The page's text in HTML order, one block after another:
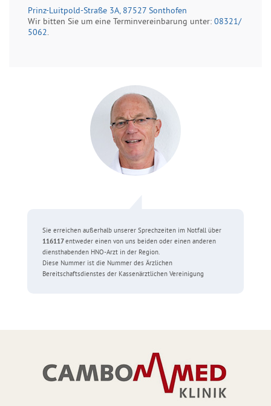
Prinz-Luitpold-Straße 3A, 87527 Sonthofen
Wir bitten Sie um eine Terminvereinbarung unter: 08321/
5062.
Sie erreichen außerhalb unserer Sprechzeiten im Notfall über
116117entweder einen von uns beiden oder einen anderen
diensthabenden HNO-Arzt in der Region.
Diese Nummer ist die Nummer des Ärzlichen
Bereitschaftsdienstes der Kassenärztlichen Vereinigung